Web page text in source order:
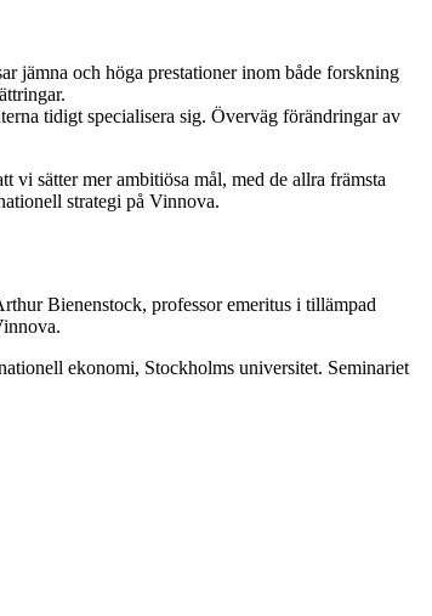
jämna och höga prestationer inom både forskning
tidigt specialisera sig. Överväg förändringar av
vi sätter mer ambitiösa mål, med de allra främsta
strategi på Vinnova.
Bienenstock, professor emeritus i tillämpad
ekonomi, Stockholms universitet. Seminariet